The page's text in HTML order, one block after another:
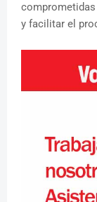
comprometidas
y facilitar el